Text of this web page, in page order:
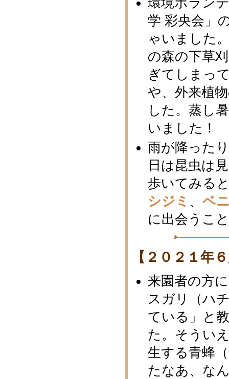
学 彩央会」
ゃいました
の森の下草
ぎてしまっ
や、外来植
した。蒸し
いました！
雨が降った
日は昆虫は
歩いてみる
シジミ 、ベ
に出会うこ
【２０２１年
来園者の方
スガリ（ハ
ている」と
た。そうい
生する青蜂
たなあ、な